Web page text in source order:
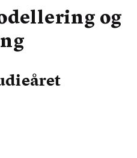
og